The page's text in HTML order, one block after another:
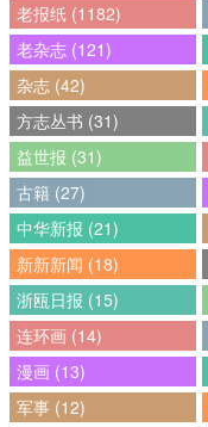
老报纸 (1182)
老杂志 (121)
杂志 (42)
方志丛书 (31)
益世报 (31)
古籍 (27)
中华新报 (21)
新新新闻 (18)
浙瓯日报 (15)
连环画 (14)
漫画 (13)
军事 (12)